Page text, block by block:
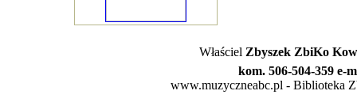
Właściel Zbyszek ZbiKo
kom. 506-504-359 e-
www.muzyczneabc.pl - Biblioteka